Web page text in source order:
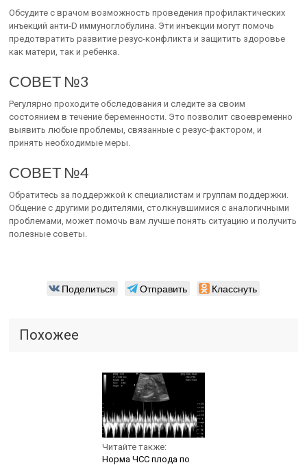
Обсудите с врачом возможность проведения профилактических
инъекций анти-D иммуноглобулина. Эти инъекции могут помочь
предотвратить развитие резус-конфликта и защитить здоровье
как матери, так и ребенка.
СОВЕТ №3
Регулярно проходите обследования и следите за своим
состоянием в течение беременности. Это позволит своевременно
выявить любые проблемы, связанные с резус-фактором, и
принять необходимые меры.
СОВЕТ №4
Обратитесь за поддержкой к специалистам и группам поддержки.
Общение с другими родителями, столкнувшимися с аналогичными
проблемами, может помочь вам лучше понять ситуацию и получить
полезные советы.
Поделиться Отправить Класснуть
Похожее
Читайте также:
Норма ЧСС плода по